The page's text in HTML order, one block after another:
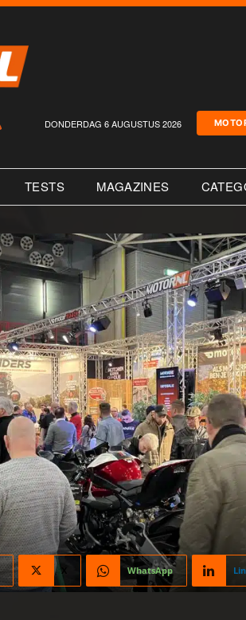
DONDERDAG 6 AUGUSTUS 2026
TESTS MAGAZINES
X WhatsApp